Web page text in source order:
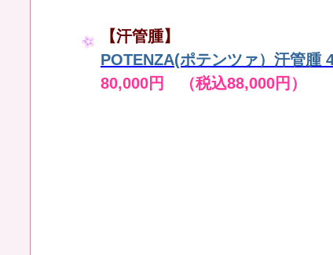
【汗管腫】
POTENZA(ポテンツァ）汗管腫
80,000円 （税込88,000円）